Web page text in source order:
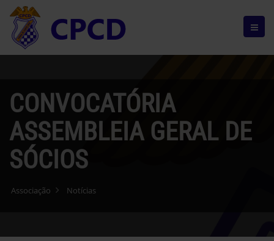
CONVOCATÓRIA
ASSEMBLEIA GERAL DE
SÓCIOS
Associação Notícias